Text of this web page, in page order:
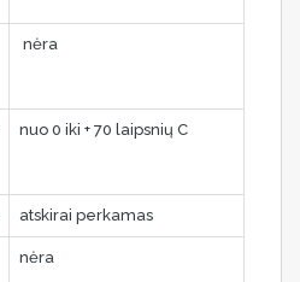
nėra
nuo 0 iki + 70 laipsnių C
atskirai perkamas
nėra